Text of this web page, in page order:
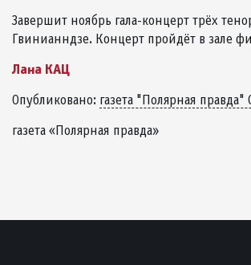
Завершит ноябрь гала-концерт трёх
Гвинианндзе. Концерт пройдёт в зале
Лана КАЦ
Опубликовано: газета "Полярная правда"
газета «Полярная правда»